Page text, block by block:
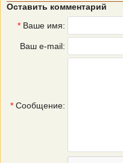
Оставить комментарий
* Ваше имя:
Ваш e-mail:
* Сообщение: